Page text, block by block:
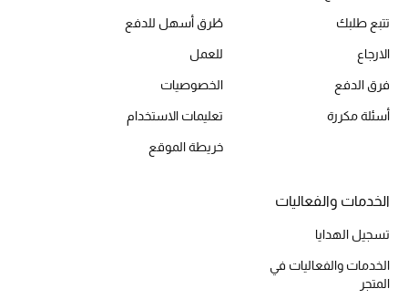
تتبع طلبك
الارجاع
فرق الدفع
أسئلة مكررة
طُرق أسهل للدفع
للعمل
الخصوصيات
تعليمات الاستخدام
خريطة الموقع
الخدمات والفعاليات
تسجيل الهدايا
الخدمات والفعاليات في
المتجر